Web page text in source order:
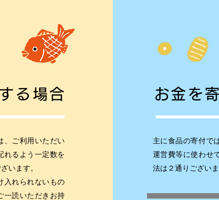
る場合
、ご利用いただい
れるよう一定数を
います。
入れられないもの
一読いただきお持
主に食品の寄付で
運営費等に使わせ
法は２通りござい
お金を